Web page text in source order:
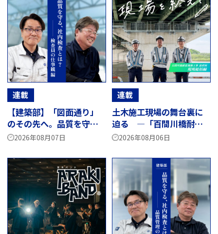
連載
【建築部】「図面通り」
のその先へ。品質を守る
社内検査 ― 検査員の仕
2026年08月07日
連載
土木施工現場の舞台裏に
迫る ―「百間川橋耐震
補強工事」編 最終回―
2026年08月06日